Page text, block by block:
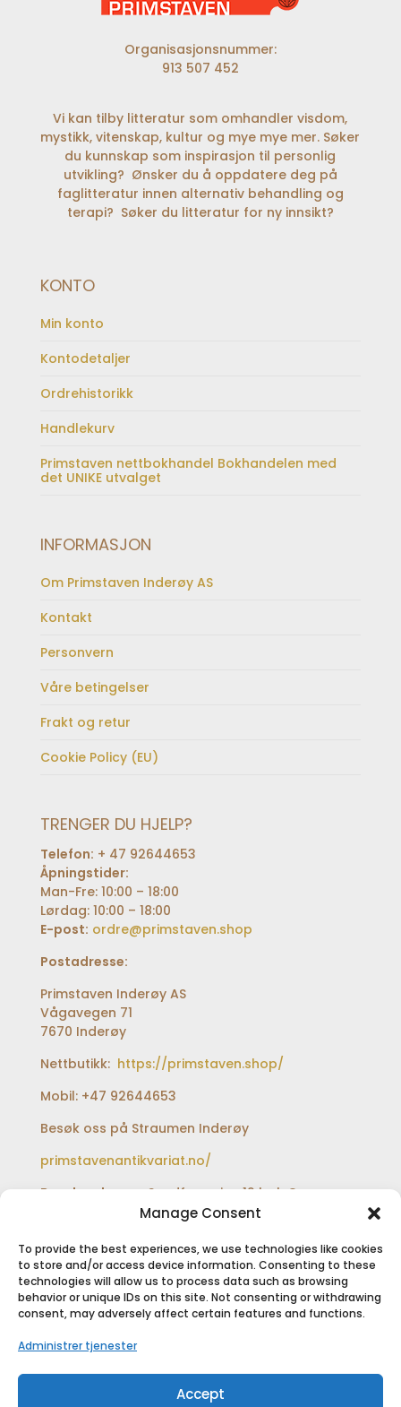
Manage Consent
To provide the best experiences, we use technologies like cookies
to store and/or access device information. Consenting to these
technologies will allow us to process data such as browsing
behavior or unique IDs on this site. Not consenting or withdrawing
consent, may adversely affect certain features and functions.
Administrer tjenester
Accept
Organisasjonsnummer:
913 507 452
Vi kan tilby litteratur som omhandler visdom,
mystikk, vitenskap, kultur og mye mye mer. Søker
du kunnskap som inspirasjon til personlig
utvikling? Ønsker du å oppdatere deg på
faglitteratur innen alternativ behandling og
terapi? Søker du litteratur for ny innsikt?
KONTO
Min konto
Kontodetaljer
Ordrehistorikk
Handlekurv
Primstaven nettbokhandel Bokhandelen med
det UNIKE utvalget
INFORMASJON
Om Primstaven Inderøy AS
Kontakt
Personvern
Våre betingelser
Frakt og retur
Cookie Policy (EU)
TRENGER DU HJELP?
Telefon: + 47 92644653
Åpningstider:
Man-Fre: 10:00 – 18:00
Lørdag: 10:00 – 18:00
E-post: ordre@primstaven.shop
Postadresse:
Primstaven Inderøy AS
Vågavegen 71
7670 Inderøy
Nettbutikk: https://primstaven.shop/
Mobil: +47 92644653
Besøk oss på Straumen Inderøy
primstavenantikvariat.no/
Besøksadresse:Sundfærveien 12 bak Coop
extra og Shell bensinstasjon
SIKKER BETALING